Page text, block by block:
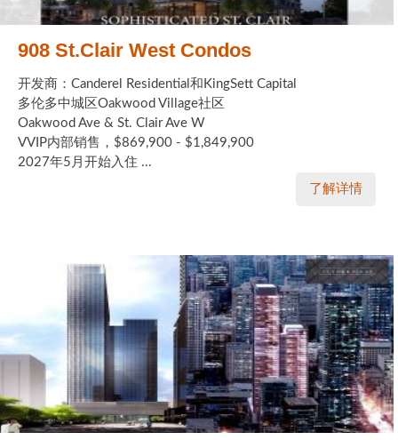
908 St.Clair West Condos
开发商：Canderel Residential和KingSett Capital
多伦多中城区Oakwood Village社区
Oakwood Ave & St. Clair Ave W
VVIP内部销售，$869,900 - $1,849,900
2027年5月开始入住 ...
了解详情